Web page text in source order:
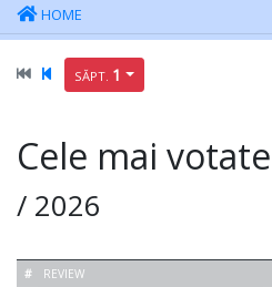
HOME
SĂPT. 1
Cele mai votate
/ 2026
# REVIEW